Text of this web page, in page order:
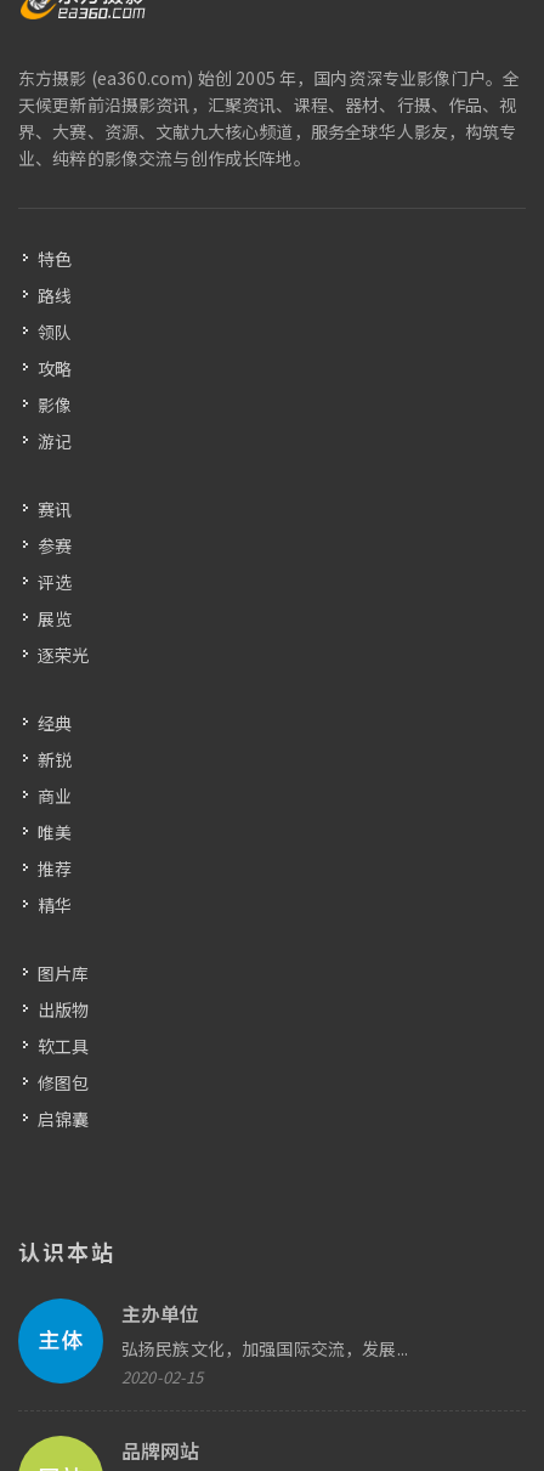
东方摄影 (ea360.com) 始创 2005 年，国内资深专业影像门户。全
天候更新前沿摄影资讯，汇聚资讯、课程、器材、行摄、作品、视
界、大赛、资源、文献九大核心频道，服务全球华人影友，构筑专
业、纯粹的影像交流与创作成长阵地。
特色
路线
领队
攻略
影像
游记
赛讯
参赛
评选
展览
逐荣光
经典
新锐
商业
唯美
推荐
精华
图片库
出版物
软工具
修图包
启锦囊
认识本站
主办单位
弘扬民族文化，加强国际交流，发展...
2020-02-15
品牌网站